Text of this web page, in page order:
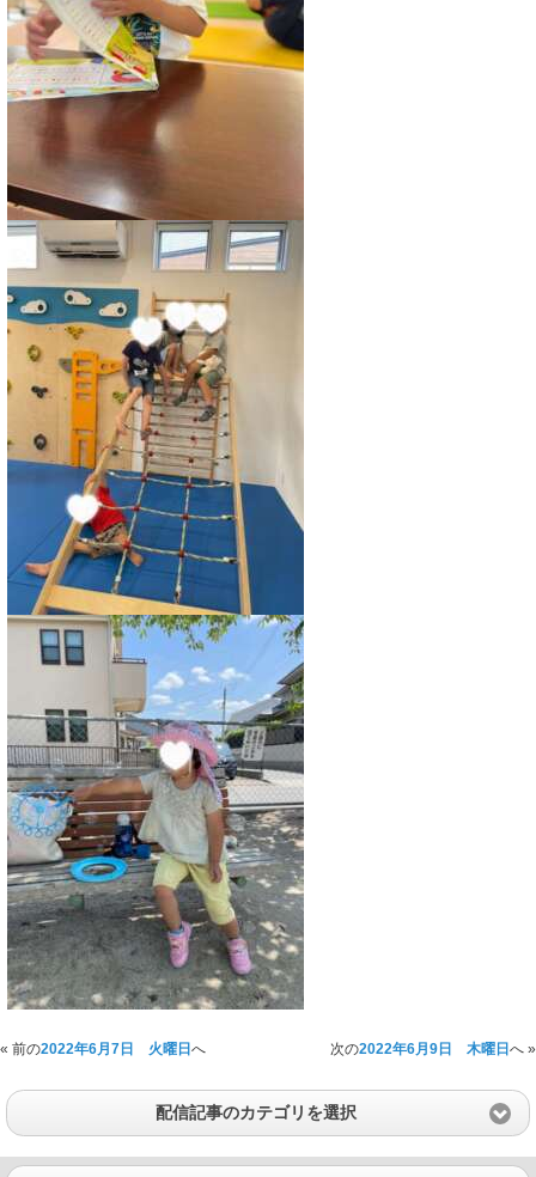
« 前の2022年6月7日 火曜日 へ 次の2022年6月9日 木曜日 へ »
配信記事のカテゴリを選択